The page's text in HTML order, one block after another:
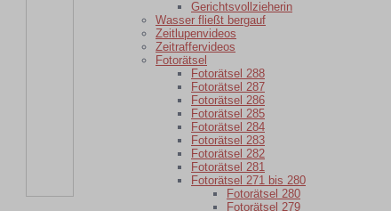
Gerichtsvollzieherin
Wasser fließt bergauf
Zeitlupenvideos
Zeitraffervideos
Fotorätsel
Fotorätsel 288
Fotorätsel 287
Fotorätsel 286
Fotorätsel 285
Fotorätsel 284
Fotorätsel 283
Fotorätsel 282
Fotorätsel 281
Fotorätsel 271 bis 280
Fotorätsel 280
Fotorätsel 279